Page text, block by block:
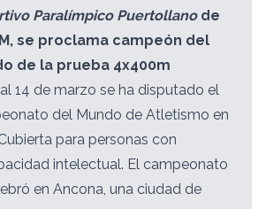
Paralímpico Puertollanode
se proclama campeón del
de la prueba 4x400m
14 de marzo se ha disputado el
del Mundo de Atletismo en
para personas con
intelectual. El campeonato
en Ancona, una ciudad de